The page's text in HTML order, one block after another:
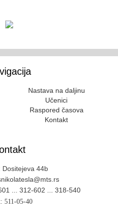
Nastava na daljinu
Učenici
Raspored časova
Kontakt
Dositejeva 44b
... 312-602 ... 318-540
511-05-40